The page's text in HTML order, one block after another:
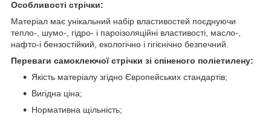
Особливості стрічки:
Матеріал має унікальний набір властивостей поєднуючи
тепло-, шумо-, гідро- і пароізоляційні властивості, масло-,
нафто-і бензостійкий, екологічно і гігієнічно безпечний.
Переваги самоклеючої стрічки зі спіненого поліетилену:
Якість матеріалу згідно Європейських стандартів;
Вигідна ціна;
Нормативна щільність;